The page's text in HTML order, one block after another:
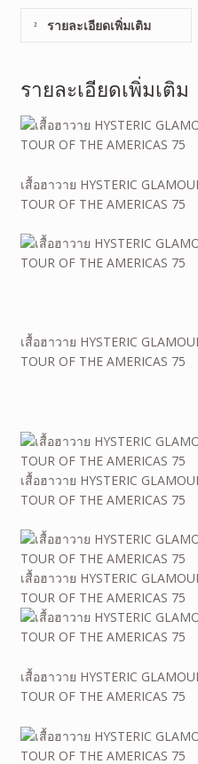
รายละเอียดเพิ่มเติม
รายละเอียดเพิ่มเติม
เสื้อฮาวาย HYSTERIC
TOUR OF THE AMERICAS 75
เสื้อฮาวาย HYSTERIC
TOUR OF THE AMERICAS 75
เสื้อฮาวาย HYSTERIC
TOUR OF THE AMERICAS 75
เสื้อฮาวาย HYSTERIC
TOUR OF THE AMERICAS 75
เสื้อฮาวาย HYSTERIC
TOUR OF THE AMERICAS 75